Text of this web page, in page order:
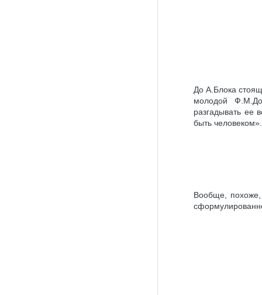
До А.Блока
молодой
разгадывать ее
быть
Вообще, похоже,